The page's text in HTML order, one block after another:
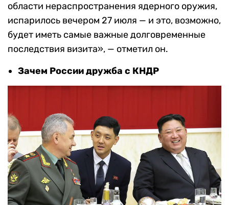
области нераспространения ядерного оружия,
испарилось вечером 27 июля — и это, возможно,
будет иметь самые важные долговременные
последствия визита», — отметил он.
Зачем России дружба с КНДР